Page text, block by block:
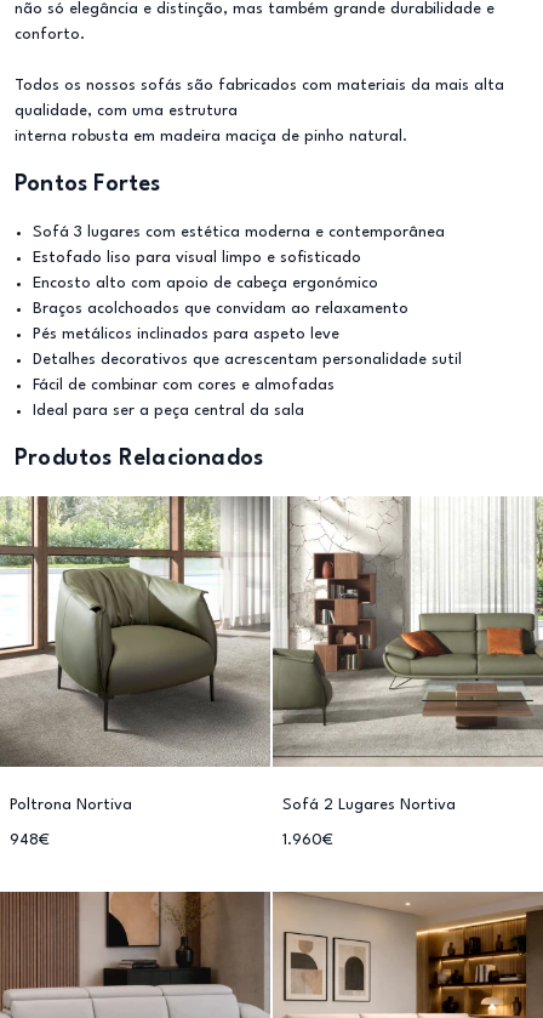
não só elegância e distinção, mas também grande durabilidade e
conforto.
Todos os nossos sofás são fabricados com materiais da mais alta
qualidade, com uma estrutura
interna robusta em madeira maciça de pinho natural.
Pontos Fortes
Sofá 3 lugares com estética moderna e contemporânea
Estofado liso para visual limpo e sofisticado
Encosto alto com apoio de cabeça ergonómico
Braços acolchoados que convidam ao relaxamento
Pés metálicos inclinados para aspeto leve
Detalhes decorativos que acrescentam personalidade sutil
Fácil de combinar com cores e almofadas
Ideal para ser a peça central da sala
Produtos Relacionados
Poltrona Nortiva
948€
Sofá 2 Lugares Nortiva
1.960€